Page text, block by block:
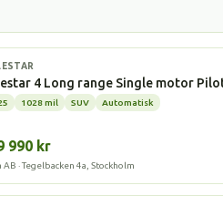
4 Long range Single motor Pilot
1028 mil SUV Automatisk
990 kr
AB · Tegelbacken 4a, Stockholm